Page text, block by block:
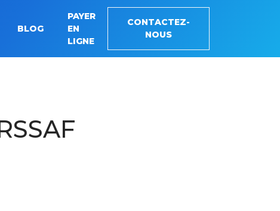
BLOG
PAYER
EN
LIGNE
CONTACTEZ-
NOUS